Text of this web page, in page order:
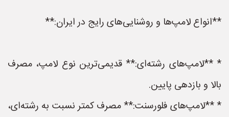
**انواع لامپ‌ها و روشنایی‌های رایج در ایران:**
* **لامپ‌های رشته‌ای:** قدیمی‌ترین نوع لامپ، مصرف
بالا و بازدهی پایین.
* **لامپ‌های فلورسنت:** مصرف کمتر نسبت به رشته‌ای،